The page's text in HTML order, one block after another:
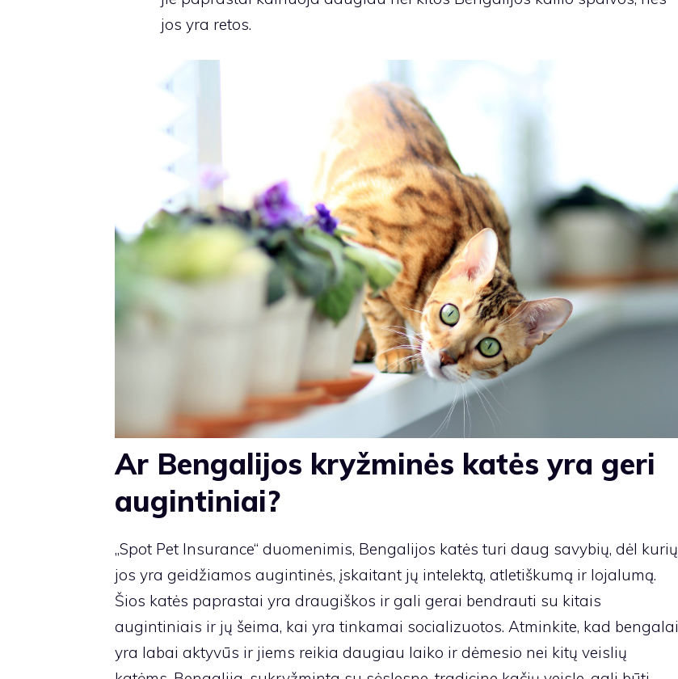
jos yra retos.
Ar Bengalijos kryžminės katės yra geri
augintiniai?
„Spot Pet Insurance“ duomenimis, Bengalijos katės turi daug savybių, dėl kurių
jos yra geidžiamos augintinės, įskaitant jų intelektą, atletiškumą ir lojalumą.
Šios katės paprastai yra draugiškos ir gali gerai bendrauti su kitais
augintiniais ir jų šeima, kai yra tinkamai socializuotos. Atminkite, kad bengalai
yra labai aktyvūs ir jiems reikia daugiau laiko ir dėmesio nei kitų veislių